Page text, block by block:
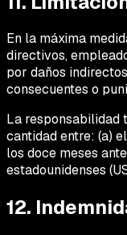
En la máxima
directivos,
por daños
consecuentes o
La responsabilidad
cantidad entre: (a)
los doce meses
estadounidenses
12.